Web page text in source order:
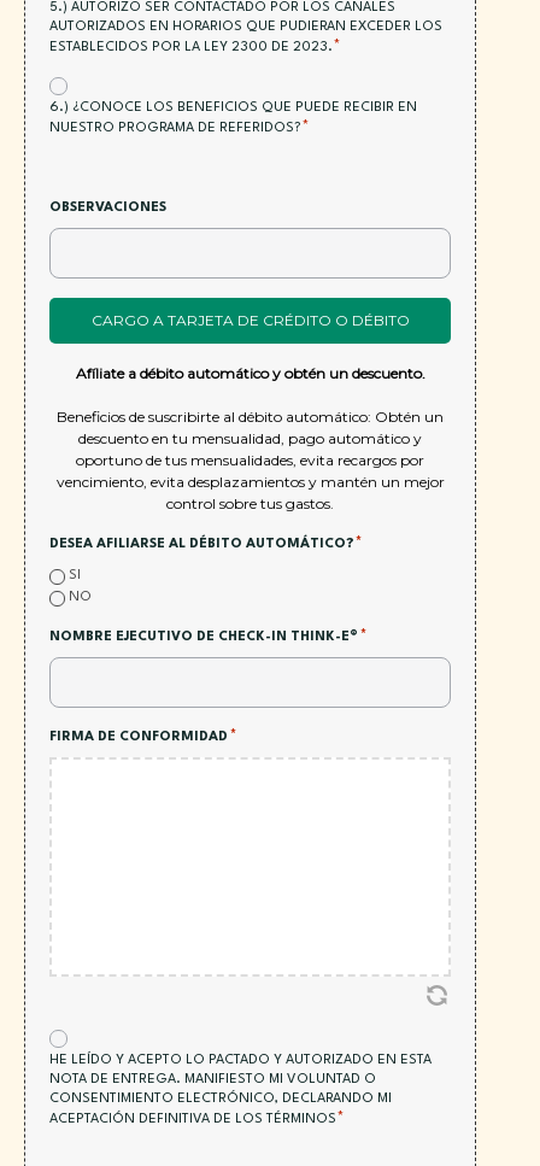
5.) AUTORIZO SER CONTACTADO POR LOS CANALES
AUTORIZADOS EN HORARIOS QUE PUDIERAN EXCEDER LOS
ESTABLECIDOS POR LA LEY 2300 DE 2023. *
ACEPTACIÓN:
6.) ¿CONOCE LOS BENEFICIOS QUE PUEDE RECIBIR EN
NUESTRO PROGRAMA DE REFERIDOS? *
OBSERVACIONES
CARGO A TARJETA DE CRÉDITO O DÉBITO
Afíliate a débito automático y obtén un descuento.
Beneficios de suscribirte al débito automático: Obtén un
descuento en tu mensualidad, pago automático y
oportuno de tus mensualidades, evita recargos por
vencimiento, evita desplazamientos y mantén un mejor
control sobre tus gastos.
DESEA AFILIARSE AL DÉBITO AUTOMÁTICO? *
SI
NO
NOMBRE EJECUTIVO DE CHECK-IN THINK-E® *
FIRMA DE CONFORMIDAD *
CAMPO
OBLIGATORIO*
HE LEÍDO Y ACEPTO LO PACTADO Y AUTORIZADO EN ESTA
NOTA DE ENTREGA. MANIFIESTO MI VOLUNTAD O
CONSENTIMIENTO ELECTRÓNICO, DECLARANDO MI
ACEPTACIÓN DEFINITIVA DE LOS TÉRMINOS *